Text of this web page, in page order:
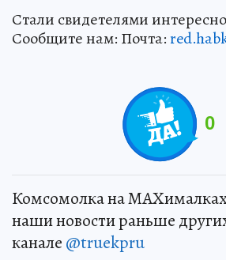
Стали свидетелями
Сообщите нам: Почта:
0
Комсомолка на
наши новости раньше
канале @truekpru